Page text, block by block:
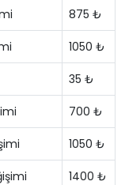
875 ₺
1050 ₺
35 ₺
700 ₺
1050 ₺
1400 ₺